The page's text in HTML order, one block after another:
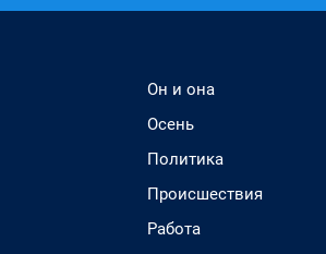
Он и она
Осень
Политика
Происшествия
Работа